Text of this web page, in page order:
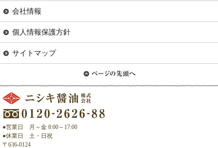
会社情報
個人情報保護方針
サイトマップ
●営業日 月～金 8:00～17:00
●休業日 土・日祝
〒636-0124